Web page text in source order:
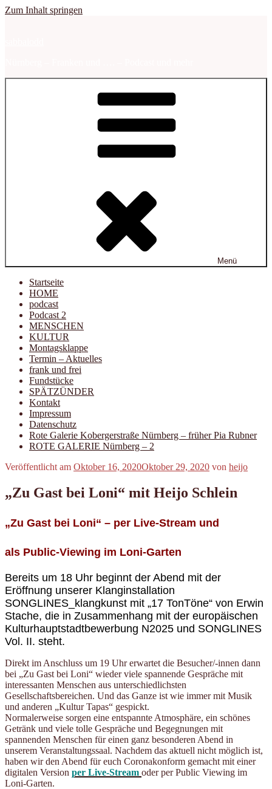
Zum Inhalt springen
Menü
Startseite
HOME
podcast
Podcast 2
MENSCHEN
KULTUR
Montagsklappe
Termin – Aktuelles
frank und frei
Fundstücke
SPÄTZÜNDER
Kontakt
Impressum
Datenschutz
Rote Galerie Kobergerstraße Nürnberg – früher Pia Rubner
ROTE GALERIE Nürnberg – 2
Veröffentlicht am Oktober 16, 2020Oktober 29, 2020 von heijo
„Zu Gast bei Loni“ mit Heijo Schlein
„Zu Gast bei Loni“ – per Live-Stream und
als Public-Viewing im Loni-Garten
Bereits um 18 Uhr beginnt der Abend mit der
Eröffnung unserer Klanginstallation
SONGLINES_klangkunst mit „17 TonTöne“ von Erwin
Stache, die in Zusammenhang mit der europäischen
Kulturhauptstadtbewerbung N2025 und SONGLINES
Vol. II. steht.
Direkt im Anschluss um 19 Uhr erwartet die Besucher/-innen dann
bei „Zu Gast bei Loni“ wieder viele spannende Gespräche mit
interessanten Menschen aus unterschiedlichsten
Gesellschaftsbereichen. Und das Ganze ist wie immer mit Musik
und anderen „Kultur Tapas“ gespickt.
Normalerweise sorgen eine entspannte Atmosphäre, ein schönes
Getränk und viele tolle Gespräche und Begegnungen mit
spannenden Menschen für einen ganz besonderen Abend in
unserem Veranstaltungssaal. Nachdem das aktuell nicht möglich ist,
haben wir den Abend für euch Coronakonform gemacht mit einer
digitalen Version per Live-Stream oder per Public Viewing im
Loni-Garten.